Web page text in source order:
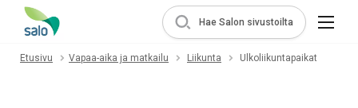
Hae Salon sivustoilta
Etusivu Vapaa-aika ja matkailu Liikunta Ulkoliikuntapaikat